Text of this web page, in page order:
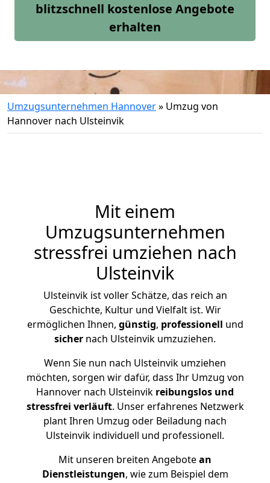
blitzschnell kostenlose Angebote
erhalten
Umzugsunternehmen Hannover» Umzug von
Hannover nach Ulsteinvik
Mit einem
Umzugsunternehmen
stressfrei umziehen nach
Ulsteinvik
Ulsteinvik ist voller Schätze, das reich an
Geschichte, Kultur und Vielfalt ist. Wir
ermöglichen Ihnen, günstig, professionell und
sicher nach Ulsteinvik umzuziehen.
Wenn Sie nun nach Ulsteinvik umziehen
möchten, sorgen wir dafür, dass Ihr Umzug von
Hannover nach Ulsteinvik reibungslos und
stressfrei verläuft. Unser erfahrenes Netzwerk
plant Ihren Umzug oder Beiladung nach
Ulsteinvik individuell und professionell.
Mit unseren breiten Angebotean
Dienstleistungen, wie zum Beispiel dem